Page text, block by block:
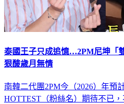
泰國王子只成追憶…2PM尼坤「
狠酸歲月無情
南韓二代團2PM今（2026）年預
HOTTEST（粉絲名）期待不已